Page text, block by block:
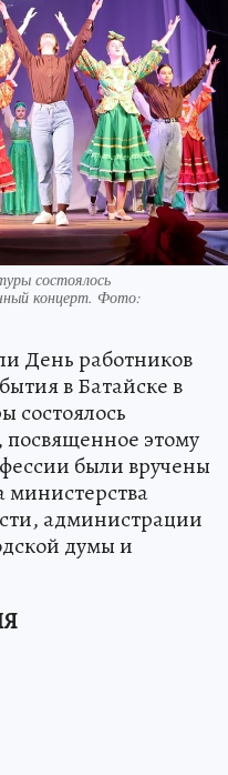
состоялось
концерт. Фото:
День работников
в Батайске в
состоялось
этому
были вручены
министерства
администрации
думы и